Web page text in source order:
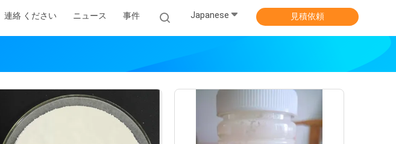
連絡 ください ニュース 事件 Japanese 見積依頼